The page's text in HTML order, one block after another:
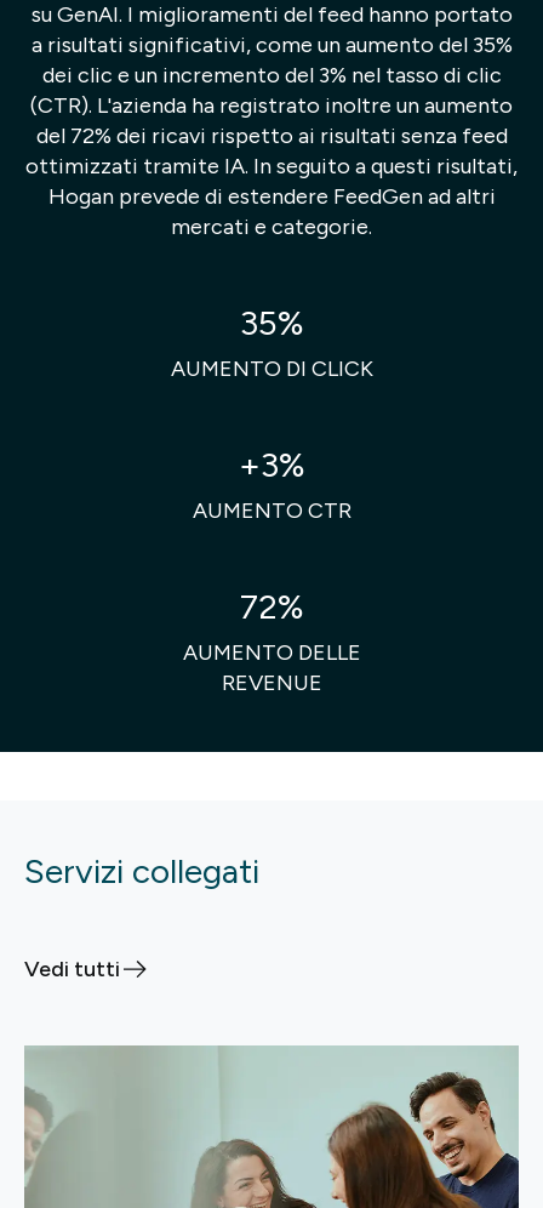
su GenAI. I miglioramenti del feed hanno portato
a risultati significativi, come un aumento del 35%
dei clic e un incremento del 3% nel tasso di clic
(CTR). L'azienda ha registrato inoltre un aumento
del 72% dei ricavi rispetto ai risultati senza feed
ottimizzati tramite IA. In seguito a questi risultati,
Hogan prevede di estendere FeedGen ad altri
mercati e categorie.
35%
AUMENTO DI CLICK
+3%
AUMENTO CTR
72%
AUMENTO DELLE
REVENUE
Servizi collegati
Vedi tutti